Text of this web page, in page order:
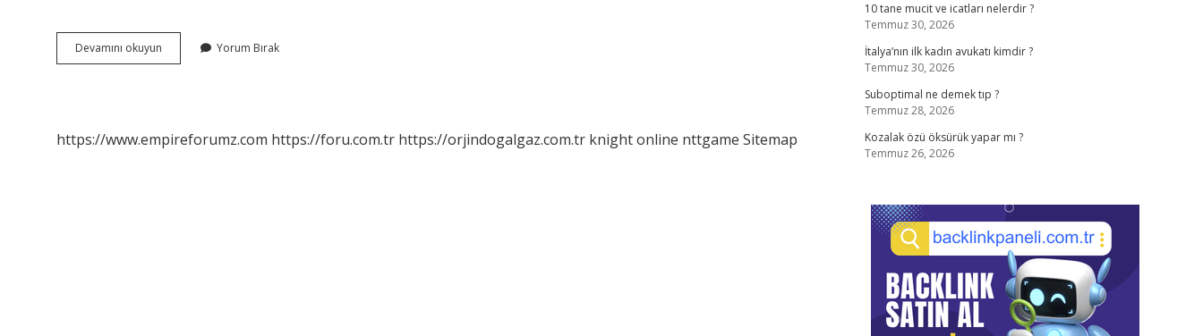
Devamını okuyun
Yulaf
Yorum Bırak
https://www.empireforumz.com https://foru.com.tr https://orjindogalgaz.com.tr knight online nttgame Sitemap
10 tane mucit ve icatları nelerdir ?
Temmuz 30, 2026
İtalya’nın ilk kadın avukatı kimdir ?
Temmuz 30, 2026
Suboptimal ne demek tıp ?
Temmuz 28, 2026
Kozalak özü öksürük yapar mı ?
Temmuz 26, 2026